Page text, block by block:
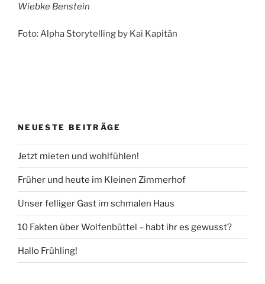
Wiebke Benstein
Foto: Alpha Storytelling by Kai Kapitän
NEUESTE BEITRÄGE
Jetzt mieten und wohlfühlen!
Früher und heute im Kleinen Zimmerhof
Unser felliger Gast im schmalen Haus
10 Fakten über Wolfenbüttel – habt ihr es gewusst?
Hallo Frühling!